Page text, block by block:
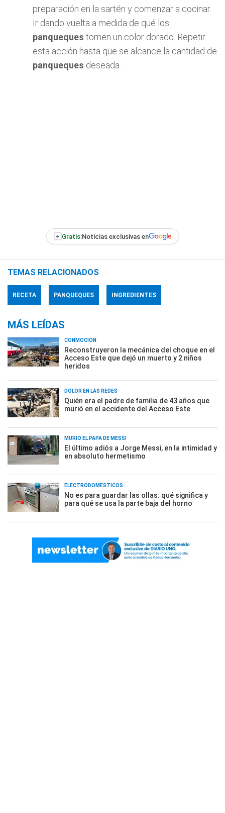
preparación en la sartén y comenzar a cocinar.
Ir dando vuelta a medida de qué los
panqueques tomen un color dorado. Repetir
esta acción hasta que se alcance la cantidad de
panqueques deseada.
+ Gratis:Noticias exclusivas en
TEMAS RELACIONADOS
RECETA PANQUEQUES INGREDIENTES
MÁS LEÍDAS
CONMOCIÓN
Reconstruyeron la mecánica del choque en el
Acceso Este que dejó un muerto y 2 niños
heridos
DOLOR EN LAS REDES
Quién era el padre de familia de 43 años que
murió en el accidente del Acceso Este
MURIÓ EL PAPÁ DE MESSI
El último adiós a Jorge Messi, en la intimidad y
en absoluto hermetismo
ELECTRODOMÉSTICOS
No es para guardar las ollas: qué significa y
para qué se usa la parte baja del horno